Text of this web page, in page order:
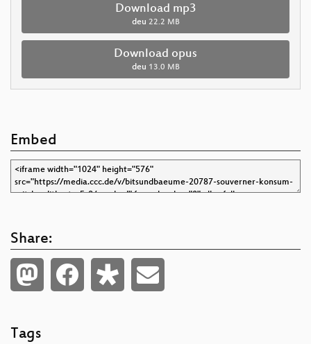
Download mp3
deu 22.2 MB
Download opus
deu 13.0 MB
Embed
Share:
Tags